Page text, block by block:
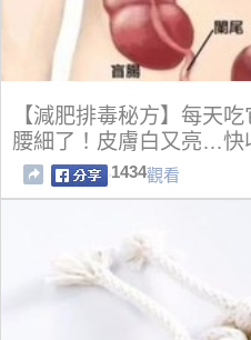
【減肥排毒秘方】每天
腰細了！皮膚白又亮…快
1434觀看